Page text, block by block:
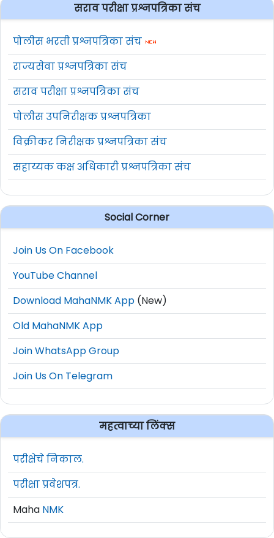
सराव परीक्षा प्रश्नपत्रिका संच
पोलीस भरती प्रश्नपत्रिका संच
राज्यसेवा प्रश्नपत्रिका संच
सराव परीक्षा प्रश्नपत्रिका संच
पोलीस उपनिरीक्षक प्रश्नपत्रिका
विक्रीकर निरीक्षक प्रश्नपत्रिका संच
सहाय्यक कक्ष अधिकारी प्रश्नपत्रिका संच
Social Corner
Join Us On Facebook
YouTube Channel
Download MahaNMK App (New)
Old MahaNMK App
Join WhatsApp Group
Join Us On Telegram
महत्वाच्या लिंक्स
परीक्षेचे निकाल.
परीक्षा प्रवेशपत्र.
Maha NMK